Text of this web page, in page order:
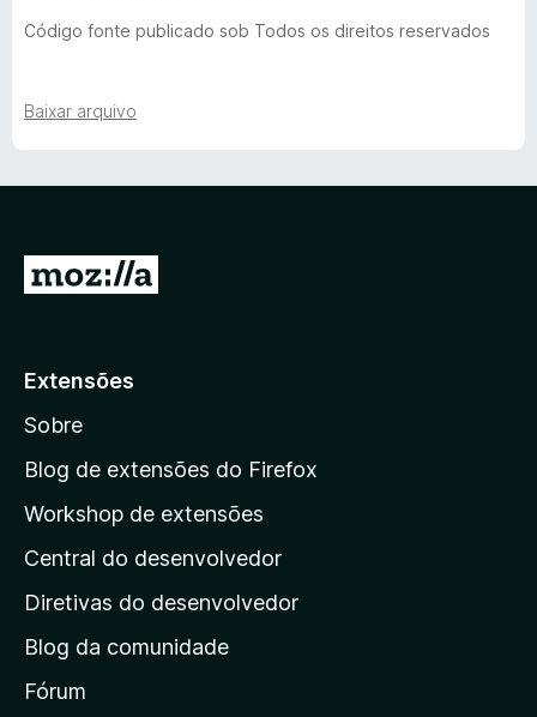
Código fonte publicado sob Todos os direitos reservados
Baixar arquivo
a
a
a
á
g
i
a
i
Extensões
Sobre
Blog de extensões do Firefox
Workshop de extensões
Central do desenvolvedor
Diretivas do desenvolvedor
Blog da comunidade
Fórum